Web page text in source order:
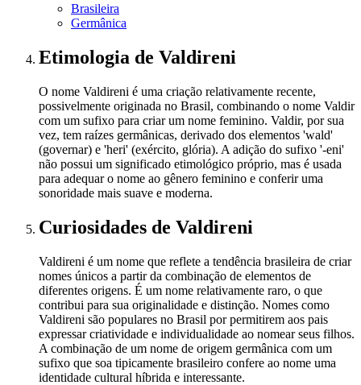
Brasileira
Germânica
Etimologia de Valdireni
O nome Valdireni é uma criação relativamente recente,
possivelmente originada no Brasil, combinando o nome Valdir
com um sufixo para criar um nome feminino. Valdir, por sua
vez, tem raízes germânicas, derivado dos elementos 'wald'
(governar) e 'heri' (exército, glória). A adição do sufixo '-eni'
não possui um significado etimológico próprio, mas é usada
para adequar o nome ao gênero feminino e conferir uma
sonoridade mais suave e moderna.
Curiosidades de Valdireni
Valdireni é um nome que reflete a tendência brasileira de criar
nomes únicos a partir da combinação de elementos de
diferentes origens. É um nome relativamente raro, o que
contribui para sua originalidade e distinção. Nomes como
Valdireni são populares no Brasil por permitirem aos pais
expressar criatividade e individualidade ao nomear seus filhos.
A combinação de um nome de origem germânica com um
sufixo que soa tipicamente brasileiro confere ao nome uma
identidade cultural híbrida e interessante.